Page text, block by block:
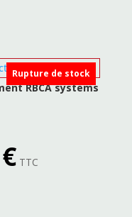
Rupture de stock
RBCA systems
€LeTTC